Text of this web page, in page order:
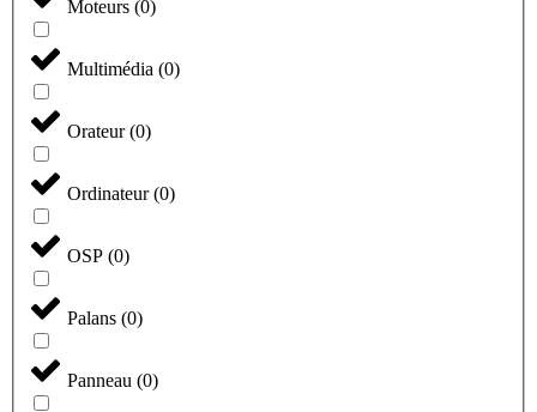
Moteurs (0)
Multimédia (0)
Orateur(0)
Ordinateur(0)
OSP (0)
Palans (0)
Panneau (0)